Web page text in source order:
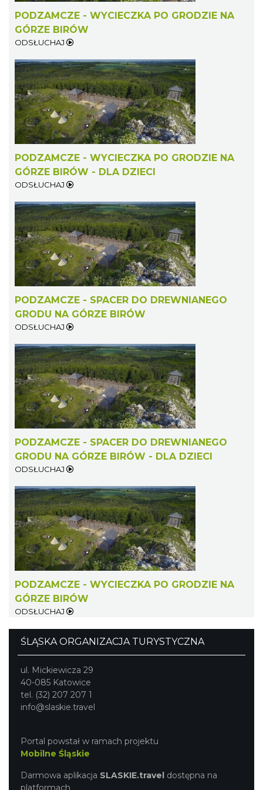
DISCO-OGRO FESTIWAL przy Zamku
Ogrodzieniec
Podzamcze
Pokazy konne przy Zamku Ogrodzieniec
Podzamcze
0.05 km
Noc Perseidów w Grodzie na Górze Birów
Podzamcze
0.42 km
Kalendarium Wydarzeń Jurajskich 2026
2026-03-04
2.13 km
Klucze: 20.09.2026 (niedziela)
Klucze
7.79 km
PODZAMCZE - WYCIECZKA PO GRODZIE NA
GÓRZE BIRÓW
ODSŁUCHAJ
PODZAMCZE - WYCIECZKA PO GRODZIE NA
GÓRZE BIRÓW - DLA DZIECI
ODSŁUCHAJ
PODZAMCZE - SPACER DO DREWNIANEGO
GRODU NA GÓRZE BIRÓW
ODSŁUCHAJ
PODZAMCZE - SPACER DO DREWNIANEGO
GRODU NA GÓRZE BIRÓW - DLA DZIECI
ODSŁUCHAJ
PODZAMCZE - WYCIECZKA PO GRODZIE NA
GÓRZE BIRÓW
ODSŁUCHAJ
ŚLĄSKA ORGANIZACJA TURYSTYCZNA
ul. Mickiewicza 29
40-085 Katowice
tel. (32) 207 207 1
info@slaskie.travel
Portal powstał w ramach projektu
Mobilne Śląskie
Darmowa aplikacja SLASKIE.travel dostępna na
platformach